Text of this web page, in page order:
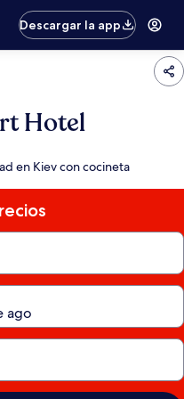
Descargar la app
Hotel
en Kiev con cocineta